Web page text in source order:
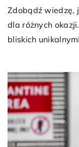
Zdobądź wiedzę,
dla różnych
bliskich